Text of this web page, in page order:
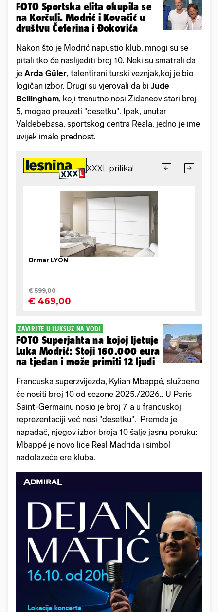
FOTO Sportska elita okupila se
na Korčuli. Modrić i Kovačić u
društvu Čeferina i Đokovića
Nakon što je Modrić napustio klub, mnogi su se
pitali tko će naslijediti broj 10. Neki su smatrali da
je Arda Güler, talentirani turski veznjak,koj je bio
logičan izbor. Drugi su vjerovali da bi Jude
Bellingham, koji trenutno nosi Zidaneov stari broj
5, mogao preuzeti "desetku". Ipak, unutar
Valdebebasa, sportskog centra Reala, jedno je ime
uvijek imalo prednost.
ZAVIRITE U LUKSUZ NA VODI
FOTO Superjahta na kojoj ljetuje
Luka Modrić: Stoji 160.000 eura
na tjedan i može primiti 12 ljudi
Francuska superzvijezda, Kylian Mbappé, službeno
će nositi broj 10 od sezone 2025./2026.. U Paris
Saint-Germainu nosio je broj 7, a u francuskoj
reprezentaciji već nosi "desetku". Premda je
napadač, njegov izbor broja 10 šalje jasnu poruku:
Mbappé je novo lice Real Madrida i simbol
nadolazeće ere kluba.